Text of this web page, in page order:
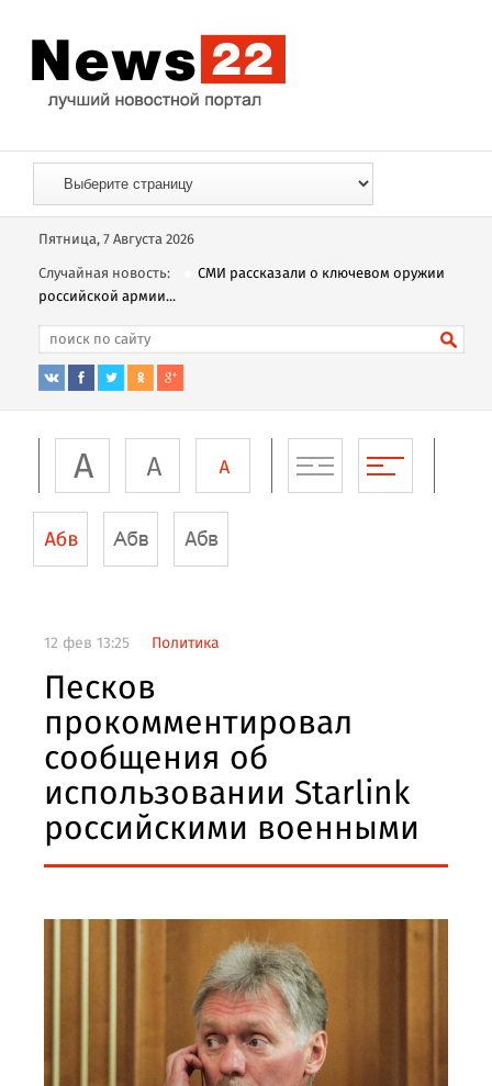
Пятница, 7 Августа 2026
Случайная новость:
СМИ рассказали о ключевом оружии
российской армии...
12 фев 13:25 Политика
Песков
прокомментировал
сообщения об
использовании Starlink
российскими военными